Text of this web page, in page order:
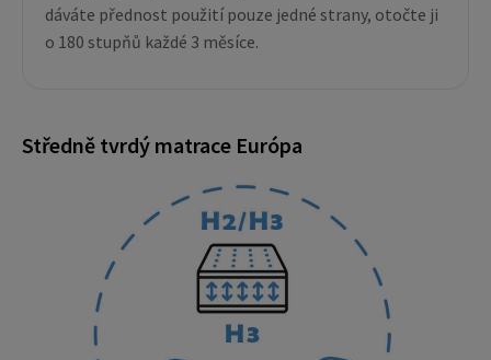
dáváte přednost použití pouze jedné strany, otočte ji
o 180 stupňů každé 3 měsíce.
Středně tvrdý matrace Európa